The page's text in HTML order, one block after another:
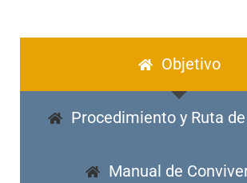
Objetivo
Procedimiento y Ruta
Manual de